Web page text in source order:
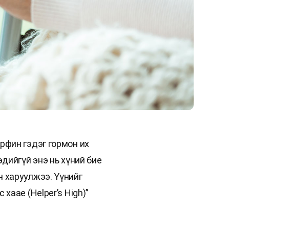
гэдэг гормон их
энэ нь хүний бие
харуулжээ. Үүнийг
(Helper’s High)”